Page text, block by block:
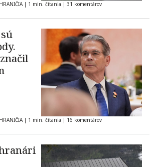
| 1 min. čítania | 31 komentárov
| 1 min. čítania | 16 komentárov